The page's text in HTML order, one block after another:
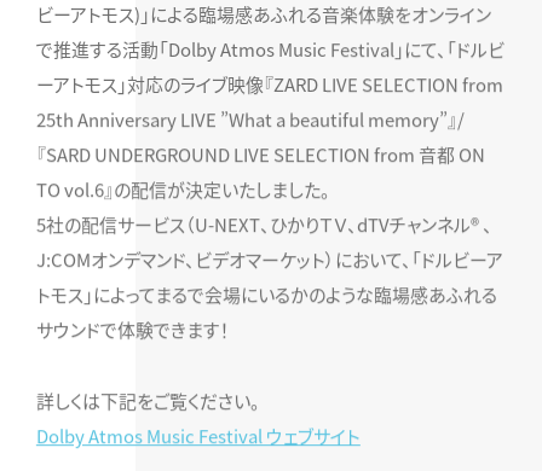
ビーアトモス)」による臨場感あふれる音楽体験をオンライン
で推進する活動「Dolby Atmos Music Festival」にて、「ドルビ
ーアトモス」対応のライブ映像『ZARD LIVE SELECTION from
25th Anniversary LIVE ”What a beautiful memory”』/
『SARD UNDERGROUND LIVE SELECTION from 音都 ON
TO vol.6』の配信が決定いたしました。
5社の配信サービス（U-NEXT、ひかりＴＶ、dTVチャンネル® 、
J:COMオンデマンド、ビデオマーケット）において、「ドルビーア
トモス」によってまるで会場にいるかのような臨場感あふれる
サウンドで体験できます！
詳しくは下記をご覧ください。
Dolby Atmos Music Festival ウェブサイト